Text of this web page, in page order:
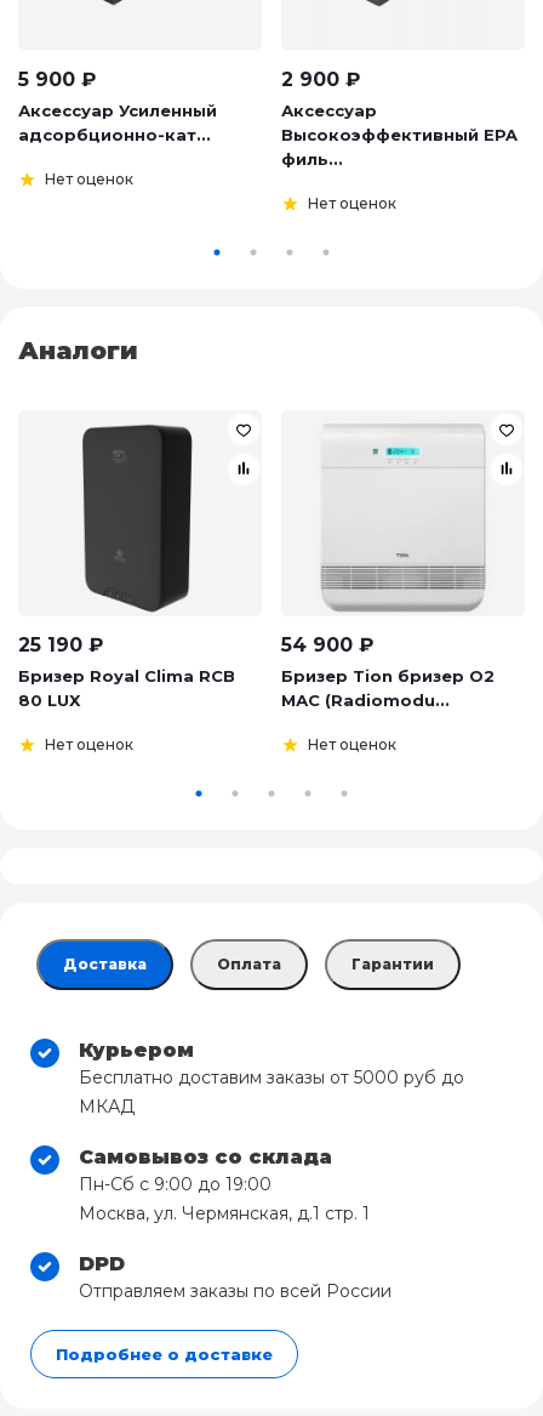
5 900 ₽
Аксессуар Усиленный
адсорбционно-кат...
Нет оценок
2 900 ₽
Аксессуар
Высокоэффективный EPA
филь...
Нет оценок
Аналоги
25 190 ₽
Бризер Royal Clima RCB
80 LUX
Нет оценок
54 900 ₽
Бризер Tion бризер О2
МАС (Radiomodu...
Нет оценок
Доставка Оплата Гарантии
Курьером
Бесплатно доставим заказы от 5000 руб до
МКАД
Самовывоз со склада
Пн-Сб с 9:00 до 19:00
Москва, ул. Чермянская, д.1 стр. 1
DPD
Отправляем заказы по всей России
Подробнее о доставке